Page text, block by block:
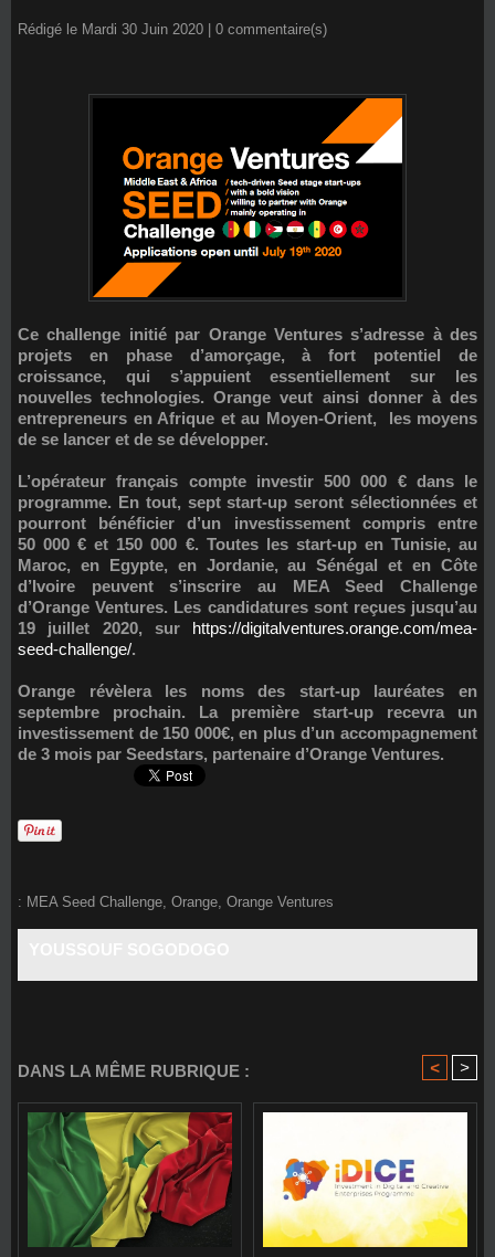
Rédigé le Mardi 30 Juin 2020 | 0 commentaire(s)
Ce challenge initié par Orange Venturess’adresse à des
projets en phase d’amorçage, à fort potentiel de
croissance, qui s’appuient essentiellement sur les
nouvelles technologies. Orange veut ainsi donner à des
entrepreneurs en Afrique et au Moyen-Orient, les moyens
de se lancer et de se développer.
L’opérateur français compte investir 500 000 € dans le
programme. En tout, sept start-up seront sélectionnées et
pourront bénéficier d’un investissement compris entre
50 000 € et 150 000 €. Toutes les start-up en Tunisie, au
Maroc, en Egypte, en Jordanie, au Sénégal et en Côte
d’Ivoire peuvent s’inscrire au MEA Seed Challenge
d’Orange Ventures. Les candidatures sont reçues jusqu’au
19 juillet 2020, sur https://digitalventures.orange.com/mea-
seed-challenge/.
Orange révèlera les noms des start-up lauréates en
septembre prochain. La première start-up recevra un
investissement de 150 000€, en plus d’un accompagnement
de 3 mois par Seedstars, partenaire d’Orange Ventures.
: MEA Seed Challenge, Orange, Orange Ventures
DANS LA MÊME RUBRIQUE : < >